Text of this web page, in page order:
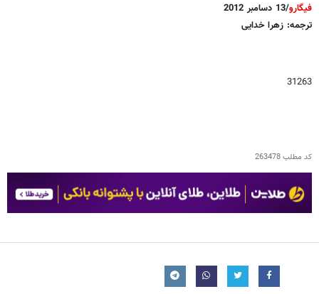
فیگارو/13 دسامبر 2012
ترجمه: زهرا خدایی
31263
کد مطلب263478